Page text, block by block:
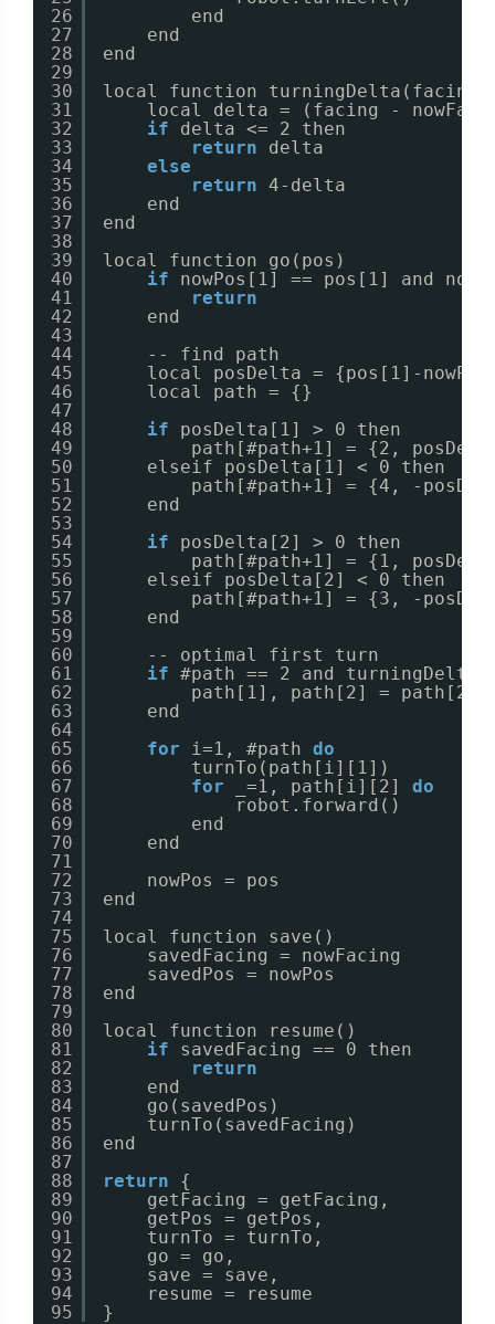
26
27
28
29
30
31
32
33
34
35
36
37
38
39
40
41
42
43
44
45
46
47
48
49
50
51
52
53
54
55
56
57
58
59
60
61
62
63
64
65
66
67
68
69
70
71
72
73
74
75
76
77
78
79
80
81
82
83
84
85
86
87
88
89
90
91
92
93
94
95
end
end
end
local function turningDelta(facing)
local delta = (facing -
if
delta <= 2 then
return
delta
else
return 4-delta
end
end
local function go(pos)
if
nowPos[1] == pos[1] and
return
end
-- find path
local posDelta = {pos[1]-
local path = {}
if
posDelta[1] > 0 then
path[#path+1] = {2,
elseif posDelta[1] < 0 then
path[#path+1] = {4, -
end
if
posDelta[2] > 0 then
path[#path+1] = {1,
elseif posDelta[2] < 0 then
path[#path+1] = {3, -
end
-- optimal first turn
if #path == 2 and
path[1], path[2] = path[2],
end
for
i=1, #path do
turnTo(path[i][1])
for
_=1, path[i][2] do
robot.forward()
end
end
nowPos = pos
end
local function save()
savedFacing = nowFacing
savedPos = nowPos
end
local function resume()
if
savedFacing == 0 then
return
end
go(savedPos)
turnTo(savedFacing)
end
return
{
getFacing = getFacing,
getPos = getPos,
turnTo = turnTo,
go = go,
save = save,
resume = resume
}